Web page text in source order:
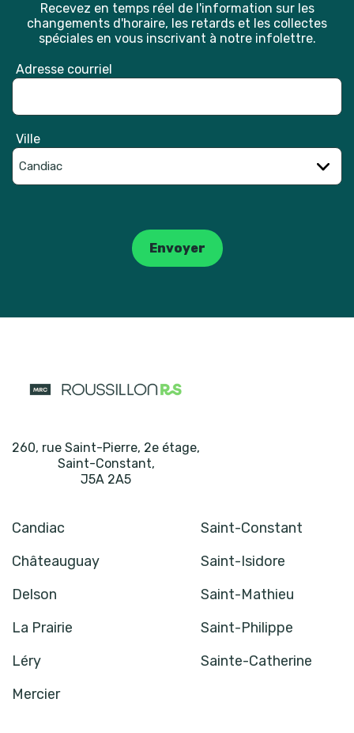
Recevez en temps réel de l'information sur les
changements d'horaire, les retards et les collectes
spéciales en vous inscrivant à notre infolettre.
Adresse courriel
Ville
Envoyer
260, rue Saint-Pierre, 2e étage,
Saint-Constant,
J5A 2A5
Candiac
Saint-Constant
Châteauguay
Saint-Isidore
Delson
Saint-Mathieu
La Prairie
Saint-Philippe
Léry
Sainte-Catherine
Mercier